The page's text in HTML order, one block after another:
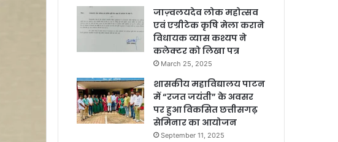
जाज़्वलयदेव लोक महोत्सव
एवं एग्रीटेक कृषि मेला कराने
विधायक व्यास कश्यप ने
कलेक्टर को लिखा पत्र
March 25, 2025
शासकीय महाविद्यालय पाटन
में “रजत जयंती” के अवसर
पर हुआ विकसित छत्तीसगढ़
सेमिनार का आयोजन
September 11, 2025